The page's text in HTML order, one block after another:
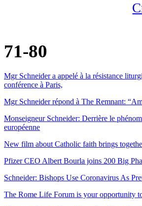
71-80
Mgr Schneider a appelé à la résistance
conférence à Paris,
Mgr Schneider répond à The Remnant:
Monseigneur Schneider: Derrière le
européenne
New film about Catholic faith brings
Pfizer CEO Albert Bourla joins 200 Big
Schneider: Bishops Use Coronavirus As
The Rome Life Forum is your opportunity